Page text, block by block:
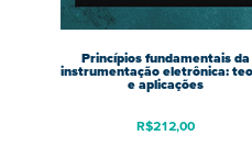
Princípios fundamentais da
instrumentação eletrônica:
e aplicações
R$212,00